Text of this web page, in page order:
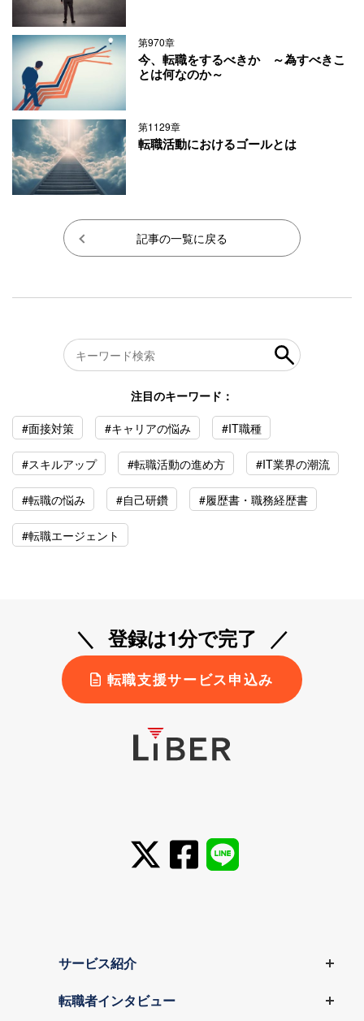
第970章
今、転職をするべきか ～為すべきこ
とは何なのか～
第1129章
転職活動におけるゴールとは
記事の一覧に戻る
注目のキーワード：
#面接対策
#キャリアの悩み #IT職種
#スキルアップ #転職活動の進め方 #IT業界の潮流
#転職の悩み #自己研鑽 #履歴書・職務経歴書
#転職エージェント
登録は1分で完了
転職支援サービス申込み
サービス紹介
転職者インタビュー